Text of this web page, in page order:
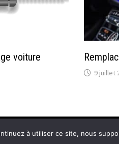
voiture
9 juillet
à utiliser ce site, nous